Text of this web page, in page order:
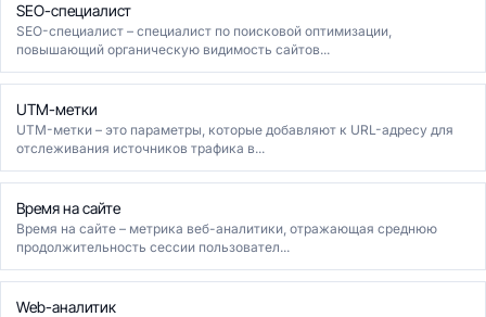
SEO-специалист
SEO-специалист – специалист по поисковой оптимизации,
повышающий органическую видимость сайтов...
UTM-метки
UTM-метки – это параметры, которые добавляют к URL-адресу для
отслеживания источников трафика в...
Время на сайте
Время на сайте – метрика веб-аналитики, отражающая среднюю
продолжительность сессии пользовател...
Web-аналитик